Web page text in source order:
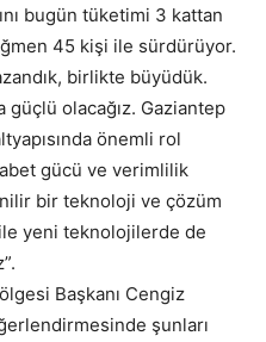
bugün tüketimi 3 kattan
45 kişi ile sürdürüyor.
birlikte büyüdük.
olacağız. Gaziantep
önemli rol
gücü ve verimlilik
bir teknoloji ve çözüm
yeni teknolojilerde de
Başkanı Cengiz
şunları